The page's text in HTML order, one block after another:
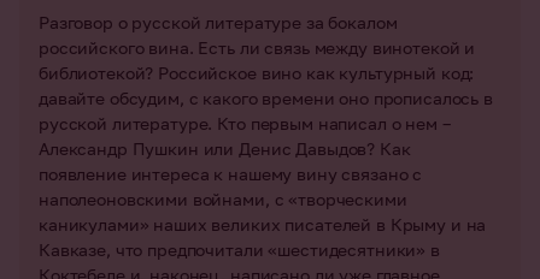
Разговор о русской литературе за бокалом
российского вина. Есть ли связь между винотекой и
библиотекой? Российское вино как культурный код:
давайте обсудим, с какого времени оно прописалось в
русской литературе. Кто первым написал о нем –
Александр Пушкин или Денис Давыдов? Как
появление интереса к нашему вину связано с
наполеоновскими войнами, с «творческими
каникулами» наших великих писателей в Крыму и на
Кавказе, что предпочитали «шестидесятники» в
Коктебеле и, наконец, написано ли уже главное